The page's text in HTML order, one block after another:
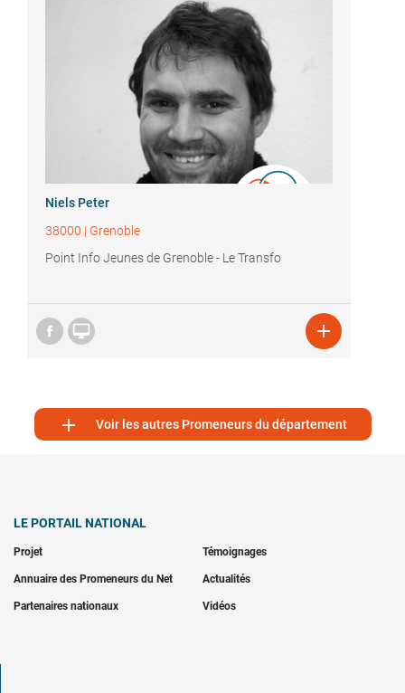
Niels Peter
38000 | Grenoble
Point Info Jeunes de Grenoble - Le Transfo
 
 Voir les autres Promeneurs du département
LE PORTAIL NATIONAL
Projet Témoignages
Annuaire des Promeneurs du Net Actualités
Partenaires nationaux Vidéos